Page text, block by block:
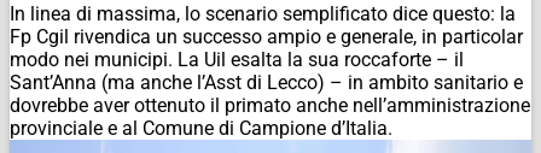
In linea di massima, lo scenario semplificato dice questo: la
Fp Cgil rivendica un successo ampio e generale, in particolar
modo nei municipi. La Uil esalta la sua roccaforte – il
Sant’Anna (ma anche l’Asst di Lecco) – in ambito sanitario e
dovrebbe aver ottenuto il primato anche nell’amministrazione
provinciale e al Comune di Campione d’Italia.